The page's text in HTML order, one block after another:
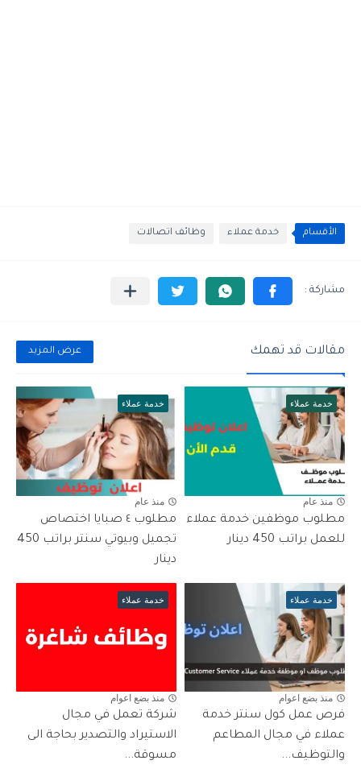
الأقسام خدمة عملاء وظائف اتصالات
مقالات قد تهمك عرض المزيد
خدمة عملاء
منذ عام
مطلوب موظفين خدمة عملاء
للعمل براتب 450 دينار
خدمة عملاء
منذ عام
مطلوب ٤ صبايا اختصاص
تجميل وبيوتي سنتر براتب 450
دينار
خدمة عملاء
منذ بضع اعوام
فرص عمل كول سنتر خدمة
عملاء في مجال المطاعم
والتوظيف...
خدمة عملاء
منذ بضع اعوام
شركة تعمل في مجال
الاستيراد والتصدير بحاجة الى
مسوقة...